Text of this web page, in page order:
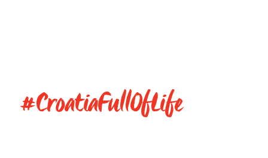
#CroatiaFullOfLife